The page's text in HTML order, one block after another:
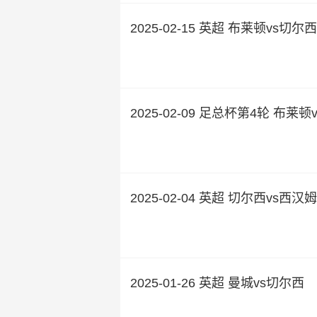
2025-02-15 英超 布莱顿vs切尔西
2025-02-09 足总杯第4轮 布莱顿
2025-02-04 英超 切尔西vs西汉
2025-01-26 英超 曼城vs切尔西